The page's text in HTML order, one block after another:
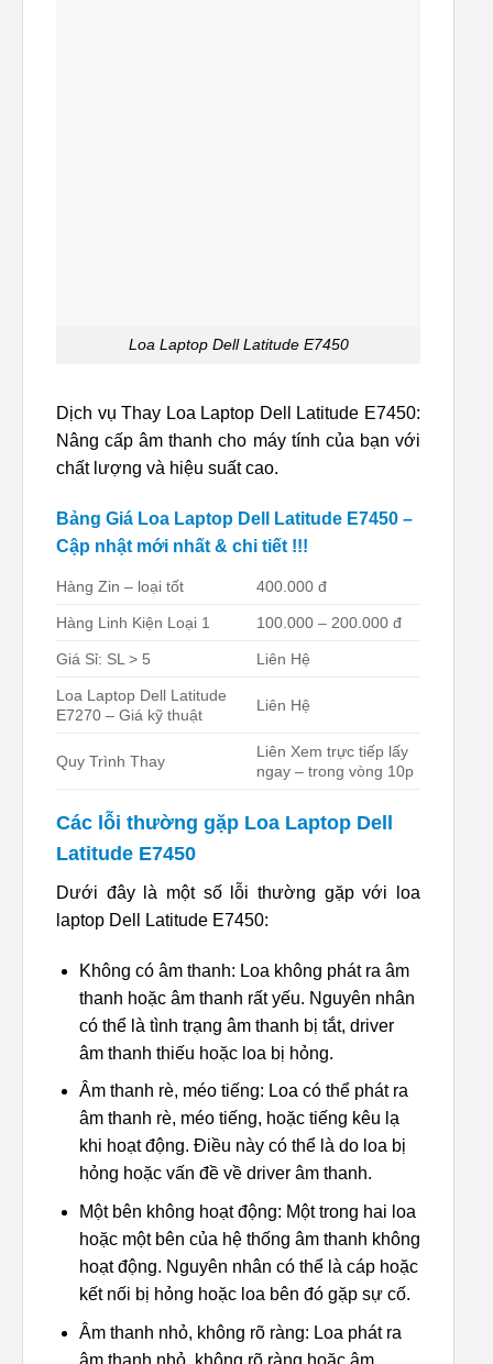
Loa Laptop Dell Latitude E7450
Dịch vụ Thay Loa Laptop Dell Latitude E7450:
Nâng cấp âm thanh cho máy tính của bạn với
chất lượng và hiệu suất cao.
Bảng Giá Loa Laptop Dell Latitude E7450 –
Cập nhật mới nhất & chi tiết !!!
Hàng Zin – loại tốt 400.000 đ
Hàng Linh Kiện Loại 1 100.000 – 200.000 đ
Giá Sỉ: SL > 5 Liên Hệ
Loa Laptop Dell Latitude
E7270 – Giá kỹ thuật
Liên Hệ
Quy Trình Thay
Liên Xem trực tiếp lấy
ngay – trong vòng 10p
Các lỗi thường gặp Loa Laptop Dell
Latitude E7450
Dưới đây là một số lỗi thường gặp với loa
laptop Dell Latitude E7450:
Không có âm thanh: Loa không phát ra âm
thanh hoặc âm thanh rất yếu. Nguyên nhân
có thể là tình trạng âm thanh bị tắt, driver
âm thanh thiếu hoặc loa bị hỏng.
Âm thanh rè, méo tiếng: Loa có thể phát ra
âm thanh rè, méo tiếng, hoặc tiếng kêu lạ
khi hoạt động. Điều này có thể là do loa bị
hỏng hoặc vấn đề về driver âm thanh.
Một bên không hoạt động: Một trong hai loa
hoặc một bên của hệ thống âm thanh không
hoạt động. Nguyên nhân có thể là cáp hoặc
kết nối bị hỏng hoặc loa bên đó gặp sự cố.
Âm thanh nhỏ, không rõ ràng: Loa phát ra
âm thanh nhỏ, không rõ ràng hoặc âm